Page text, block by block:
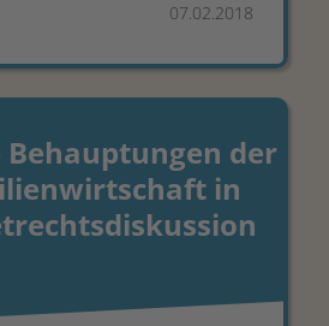
07.02.2018
Behauptungen der
in